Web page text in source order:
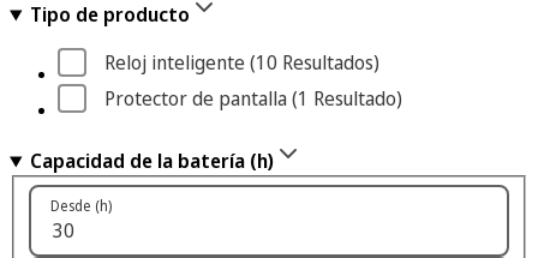
Tipo de producto
Reloj inteligente (10 Resultados)
Protector de pantalla (1 Resultado)
Capacidad de la batería (h)
Desde (h)